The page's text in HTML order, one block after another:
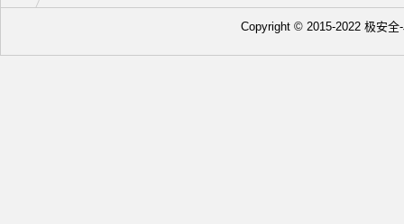
Copyright © 2015-2022 极安